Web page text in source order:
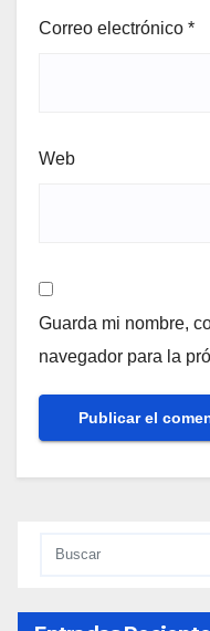
Correo electrónico *
Web
Guarda mi nombre,
navegador para la